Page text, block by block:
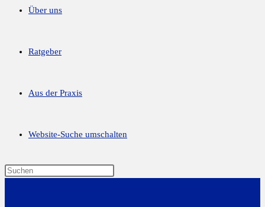
Über uns
Ratgeber
Aus der Praxis
Website-Suche umschalten